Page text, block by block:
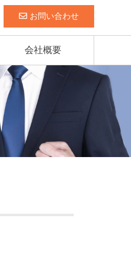
お問い合わせ
会社概要